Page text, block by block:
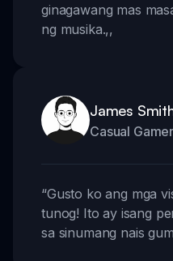
ginagawang mas
ng musika.,,
James
Casual Gamer
“Gusto ko ang mga
tunog! Ito ay isang
sa sinumang nais